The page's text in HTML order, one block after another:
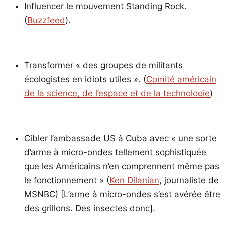
Influencer le mouvement Standing Rock.
(Buzzfeed).
Transformer « des groupes de militants
écologistes en idiots utiles ». (Comité américain
de la science, de l’espace et de la technologie)
Cibler l’ambassade US à Cuba avec « une sorte
d’arme à micro-ondes tellement sophistiquée
que les Américains n’en comprennent même pas
le fonctionnement » (Ken Dilanian, journaliste de
MSNBC) [L’arme à micro-ondes s’est avérée être
des grillons. Des insectes donc].